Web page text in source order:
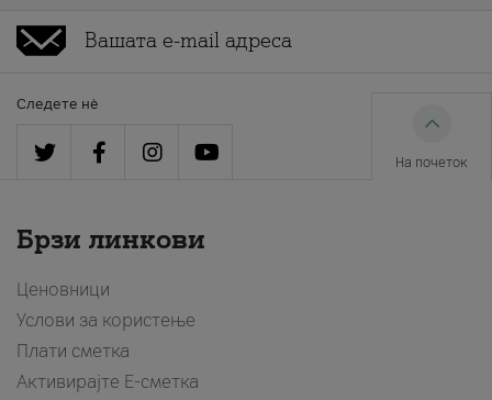
Следете нè
На почеток
Брзи линкови
Ценовници
Услови за користење
Плати сметка
Активирајте Е-сметка